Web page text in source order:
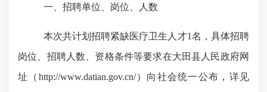
一、招聘单位、岗位、人数
本次共计划招聘紧缺医疗卫生人才1名，具体招聘
岗位、招聘人数、资格条件等要求在大田县人民政府网
址
（ http://www.datian.gov.cn/） 向社会统一公布，详见